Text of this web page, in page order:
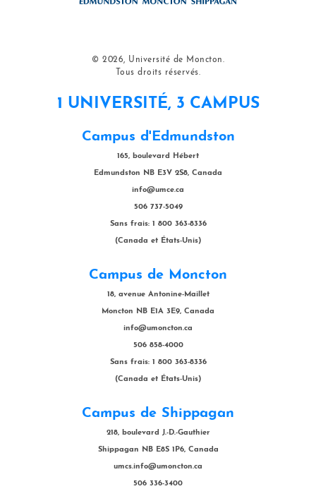
© 2026, Université de Moncton.
Tous droits réservés.
1 UNIVERSITÉ, 3 CAMPUS
Campus d'Edmundston
165, boulevard Hébert
Edmundston NB E3V 2S8, Canada
info@umce.ca
506 737-5049
Sans frais: 1 800 363-8336
(Canada et États-Unis)
Campus de Moncton
18, avenue Antonine-Maillet
Moncton NB E1A 3E9, Canada
info@umoncton.ca
506 858-4000
Sans frais: 1 800 363-8336
(Canada et États-Unis)
Campus de Shippagan
218, boulevard J.-D.-Gauthier
Shippagan NB E8S 1P6, Canada
umcs.info@umoncton.ca
506 336-3400